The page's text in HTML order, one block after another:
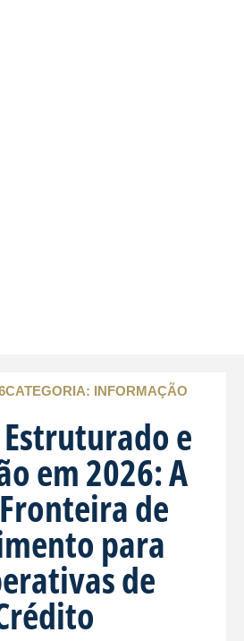
CATEGORIA: INFORMAÇÃO
e
em 2026: A
de
para
de